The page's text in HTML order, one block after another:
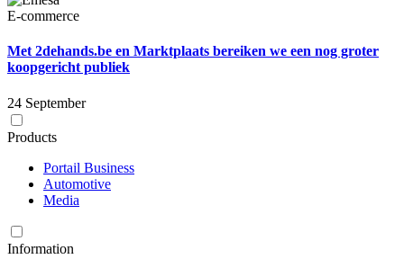
E-commerce
Met 2dehands.be en Marktplaats bereiken we een nog groter
koopgericht publiek
24 September
Products
Portail Business
Automotive
Media
Information